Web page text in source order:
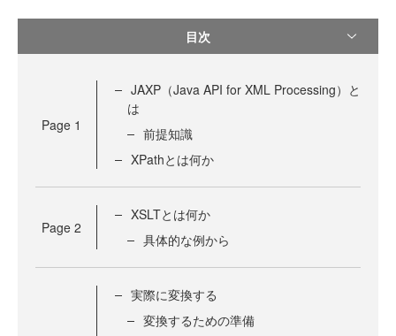
目次
Page 1
JAXP（Java API for XML Processing）と
は
前提知識
XPathとは何か
Page 2
XSLTとは何か
具体的な例から
実際に変換する
変換するための準備